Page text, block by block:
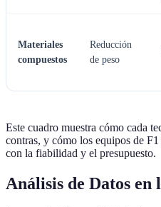
Materiales
compuestos
Reducción
de peso
Este cuadro muestra cómo cada
contras, y cómo los equipos de
con la fiabilidad y el presupuesto.
Análisis de Datos en